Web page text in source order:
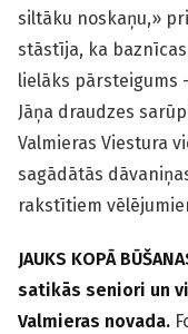
siltāku noskaņu,»
stāstīja, ka
lielāks pārsteigums
Jāņa draudzes
Valmieras Viestura
sagādātās
rakstītiem
JAUKS KOPĀ
satikās seniori un
Valmieras novada.